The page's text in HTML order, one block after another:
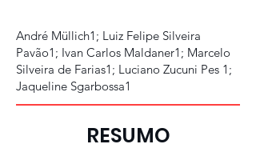
André Müllich1; Luiz Felipe Silveira
Pavão1; Ivan Carlos Maldaner1; Marcelo
Silveira de Farias1; Luciano Zucuni Pes 1;
Jaqueline Sgarbossa1
RESUMO